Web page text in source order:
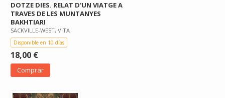
DOTZE DIES. RELAT D'UN VIATGE A
TRAVES DE LES MUNTANYES
BAKHTIARI
SACKVILLE-WEST, VITA
Disponible en 10 días
18,00 €
Comprar